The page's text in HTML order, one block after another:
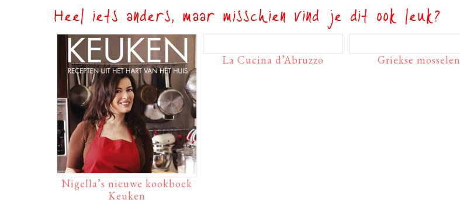
Heel iets anders, maar misschien vind je dit ook leuk?
Nigella’s nieuwe kookboek
Keuken
La Cucina d’Abruzzo Griekse mosselen